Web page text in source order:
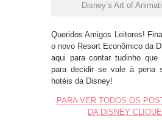
Disney’s Art of
Queridos Amigos Leitores!
o novo Resort Econômico da
aqui para contar tudinho que
para decidir se vale à pena
hotéis da Disney!
PARA VER TODOS OS
DA DISNEY